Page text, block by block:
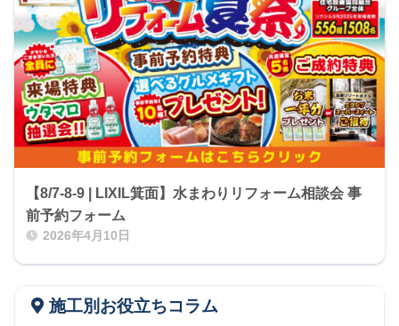
【8/7-8-9 | LIXIL箕面】水まわりリフォーム相談会 事
前予約フォーム
2026年4月10日
施工別お役立ちコラム